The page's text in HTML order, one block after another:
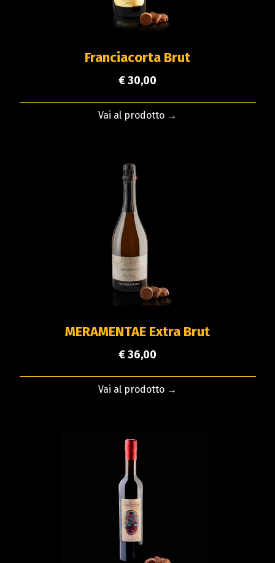
Franciacorta Brut
€ 30,00
Vai al prodotto →
MERAMENTAE Extra Brut
€ 36,00
Vai al prodotto →